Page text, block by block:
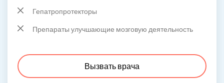
Гепатропротекторы
Препараты улучшающие мозговую деятельность
Вызвать врача